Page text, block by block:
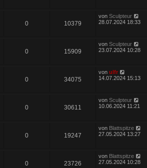
0 10379
von Sculpteur
28.07.2024 18:33
0 15909
von Sculpteur
23.07.2024 10:28
0 34075
von ulfr
14.07.2024 15:13
0 30611
von Sculpteur
10.06.2024 11:21
0 19247
von Blattspitze
27.05.2024 13:27
0 23726
von Blattspitze
27.05.2024 10:28